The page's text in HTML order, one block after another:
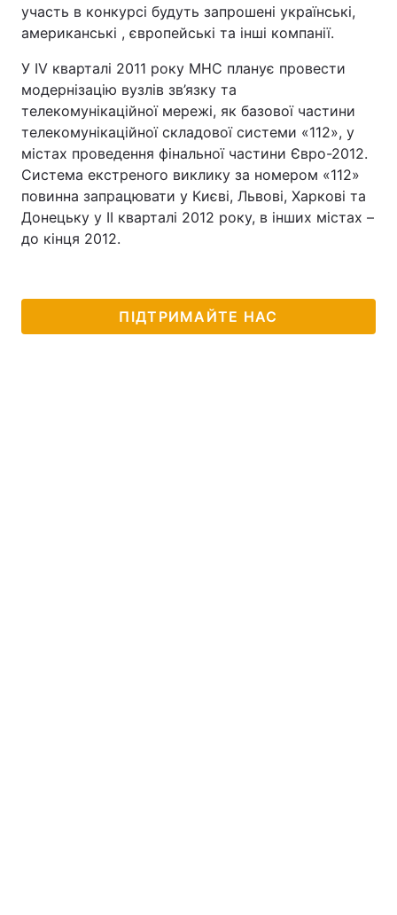
участь в конкурсі будуть запрошені українські,
американські , європейські та інші компанії.
У ІV кварталі 2011 року МНС планує провести
модернізацію вузлів зв’язку та
телекомунікаційної мережі, як базової частини
телекомунікаційної складової системи «112», у
містах проведення фінальної частини Євро-2012.
Система екстреного виклику за номером «112»
повинна запрацювати у Києві, Львові, Харкові та
Донецьку у ІІ кварталі 2012 року, в інших містах –
до кінця 2012.
ПІДТРИМАЙТЕ НАС